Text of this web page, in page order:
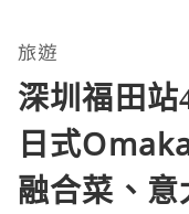
旅遊
深圳福田站
日式
融合菜、